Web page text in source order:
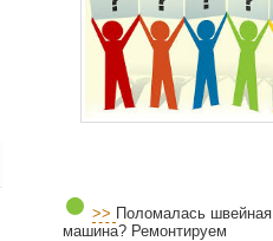
>> Поломалась швейная
машина? Ремонтируем